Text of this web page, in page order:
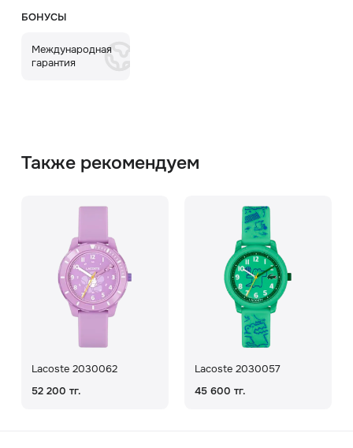
БОНУСЫ
Международная
гарантия
Также рекомендуем
Lacoste 2030062
52 200 тг.
Lacoste 2030057
45 600 тг.